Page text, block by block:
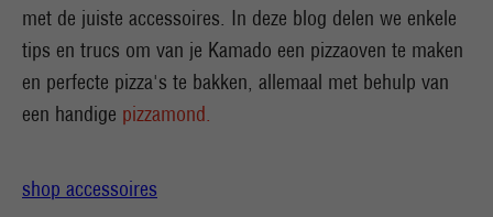
met de juiste accessoires. In deze blog delen we enkele
tips en trucs om van je Kamado een pizzaoven te maken
en perfecte pizza's te bakken, allemaal met behulp van
een handige pizzamond.
shop accessoires